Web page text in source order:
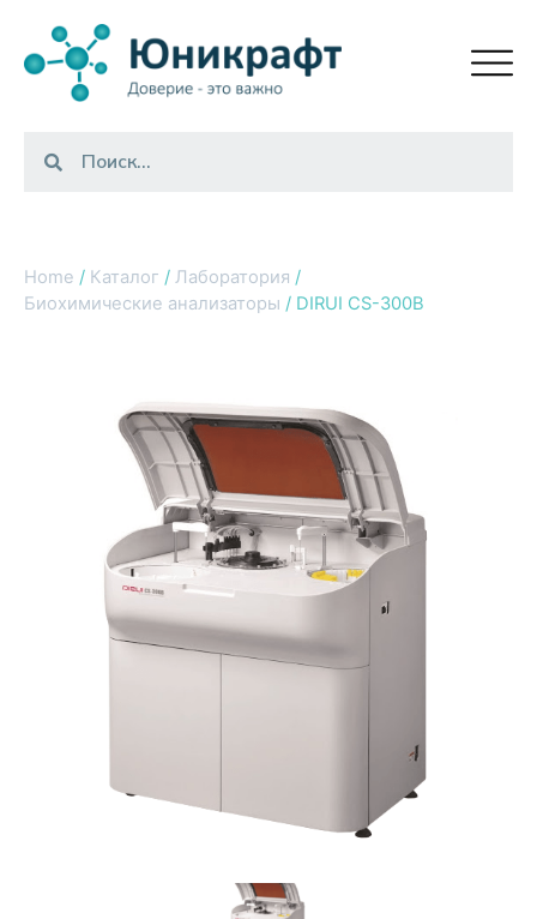
Home / Каталог / Лаборатория /
Биохимические анализаторы / DIRUI CS-300B